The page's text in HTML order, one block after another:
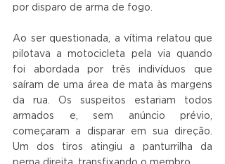
por disparo de arma de fogo.
Ao ser questionada, a vítima relatou que
pilotava a motocicleta pela via quando
foi abordada por três indivíduos que
saíram de uma área de mata às margens
da rua. Os suspeitos estariam todos
armados e, sem anúncio prévio,
começaram a disparar em sua direção.
Um dos tiros atingiu a panturrilha da